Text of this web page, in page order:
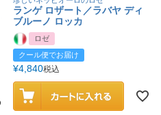
ランゲ ロザート／ラバヤ ディ
ブルーノ ロッカ
ロゼ
クール便でお届け
¥4,840税込